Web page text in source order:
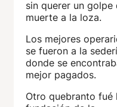
sin querer un golpe
muerte a la loza.
Los mejores
se fueron a la
donde se
mejor pagados.
Otro quebranto fué